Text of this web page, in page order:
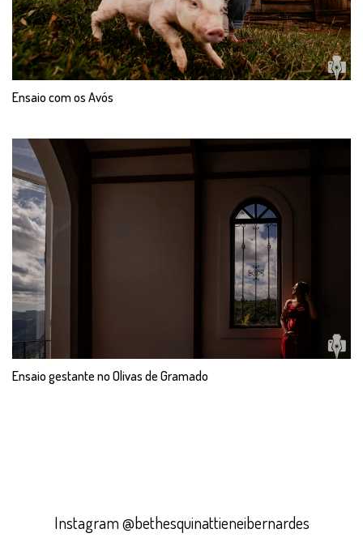
Ensaio com os Avós
Ensaio gestante no Olivas de Gramado
Instagram @bethesquinattieneibernardes